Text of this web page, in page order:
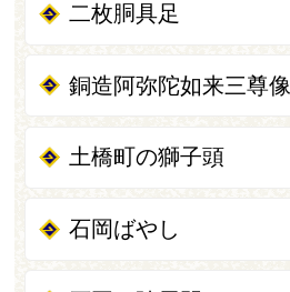
二枚胴具足
銅造阿弥陀如来三尊像
土橋町の獅子頭
石岡ばやし